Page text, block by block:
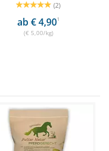
(2)
ab € 4,901
(€ 5,00/kg)